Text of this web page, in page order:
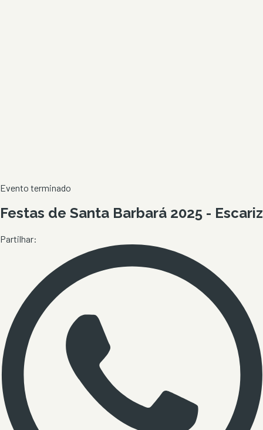
Evento terminado
Festas de Santa Barbará 2025 - Escariz
Partilhar: